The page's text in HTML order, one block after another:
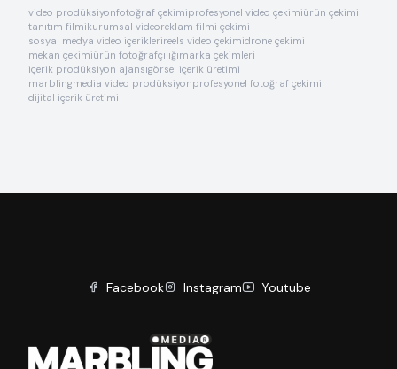
video prodüksiyonfotoğraf çekimiprofesyonel video çekimiürün çekimi
tanıtım filmikurumsal videoreklam filmi çekimi
sosyal medya video içeriklerireels video çekimidrone çekimi
mekan çekimiürün fotoğrafçılığımarka çekimleri
içerik prodüksiyon ajansıgörsel içerik üretimi
marblingmedia video prodüksiyonprofesyonel fotoğraf çekimi
dijital içerik üretimi
Facebook Instagram Youtube